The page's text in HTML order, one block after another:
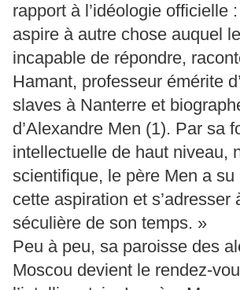
rapport à l’idéologie officielle
aspire à autre chose auquel
incapable de répondre,
Hamant, professeur émérite
slaves à Nanterre et
d’Alexandre Men (1). Par sa
intellectuelle de haut niveau,
scientifique, le père Men a su
cette aspiration et s’adresser
séculière de son temps. »
Peu à peu, sa paroisse des
Moscou devient le rendez-